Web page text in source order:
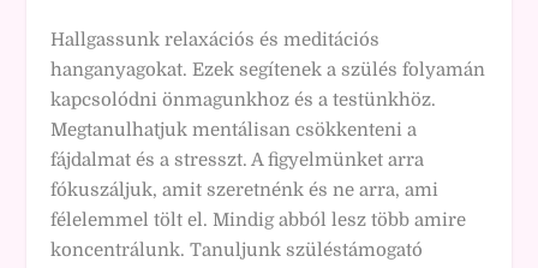
Hallgassunk relaxációs és meditációs
hanganyagokat. Ezek segítenek a szülés folyamán
kapcsolódni önmagunkhoz és a testünkhöz.
Megtanulhatjuk mentálisan csökkenteni a
fájdalmat és a stresszt. A figyelmünket arra
fókuszáljuk, amit szeretnénk és ne arra, ami
félelemmel tölt el. Mindig abból lesz több amire
koncentrálunk. Tanuljunk szüléstámogató